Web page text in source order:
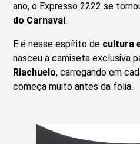
ano, o Expresso 2222 se
do Carnaval.
E é nesse espírito de cultura
nasceu a camiseta exclusiva
Riachuelo, carregando em
começa muito antes da folia.